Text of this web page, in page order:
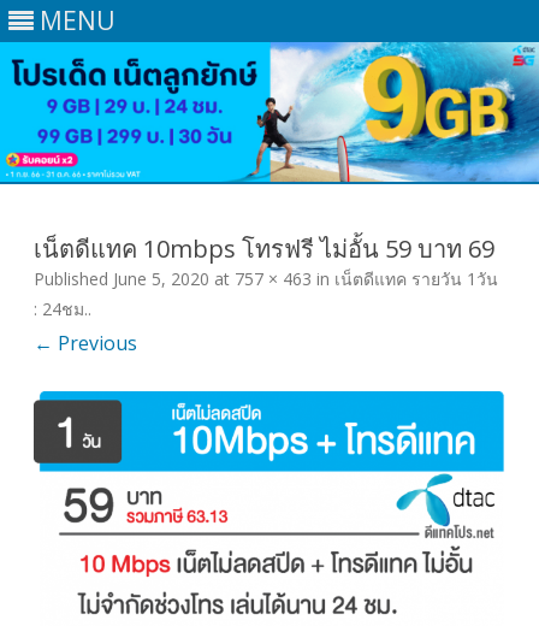
MENU
content
เน็ตดีแทค 10mbps โทรฟรี ไม่อั้น 59 บาท 69
Published June 5, 2020 at 757 × 463 in เน็ตดีแทค รายวัน 1วัน
: 24ชม..
← Previous